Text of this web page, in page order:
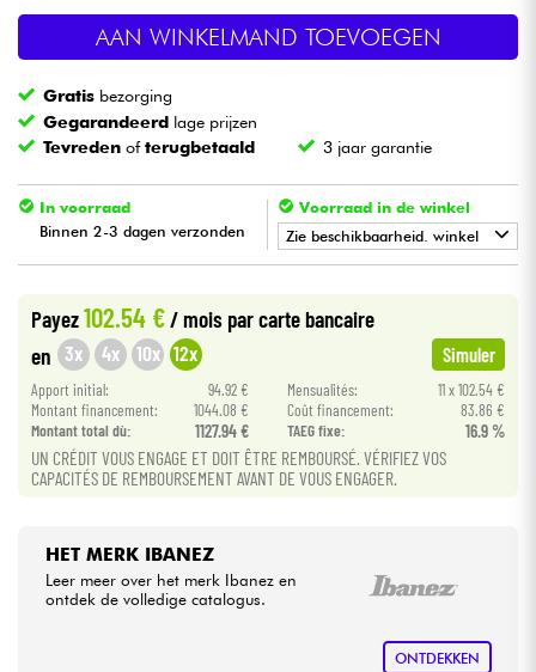
Drums & percussie
Blaasinstrument
Kinderen
Kabels & toebehoren
HiFi
Sets
Bekijk onze merken
AAN WINKELMAND TOEVOEGEN
Gratis bezorging
Gegarandeerd lage prijzen
Tevreden ofterugbetaald 3 jaar garantie
In voorraad
Binnen 2-3 dagen verzonden
Voorraad in de winkel
Zie beschikbaarheid. winkel
•
Payez102.54 € / mois par carte bancaire
en 3x 4x 10x 12x Simuler
Apport initial: 94.92 € Mensualités:
11 x 102.54 €
Montant financement:
1044.08 € Coût financement:
83.86 €
Montant total dù:
1127.94 € TAEG fixe: 16.9 %
UN CRÉDIT VOUS ENGAGE ET DOIT ÊTRE REMBOURSÉ. VÉRIFIEZ VOS
CAPACITÉS DE REMBOURSEMENT AVANT DE VOUS ENGAGER.
HET MERK IBANEZ
Leer meer over het merk Ibanez en
ontdek de volledige catalogus.
ONTDEKKEN